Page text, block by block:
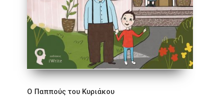
Ο Παππούς του Κυριάκου